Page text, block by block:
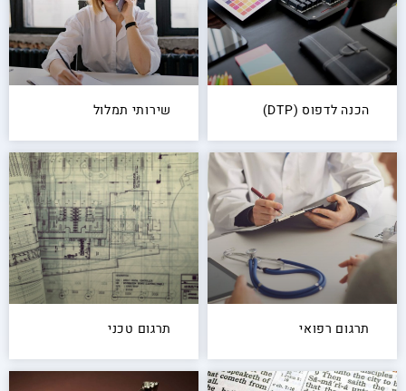
הכנה לדפוס (DTP) שירותי תמלול
תרגום רפואי תרגום טכני